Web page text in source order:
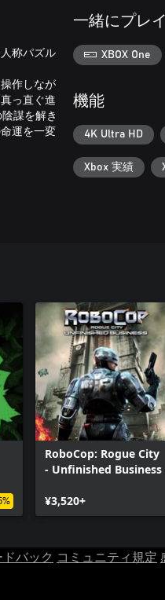
称パズル
作しなが
っ直ぐ進
謀を解き
運を一変
一緒にプレ
XBOX One
機能
4K Ultra HD
Xbox 実績
RoboCop: Rogue City
- Unfinished Business
¥3,520+
バック コミュニティ規定